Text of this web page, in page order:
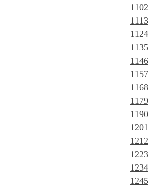
1102
1113
1124
1135
1146
1157
1168
1179
1190
1201
1212
1223
1234
1245